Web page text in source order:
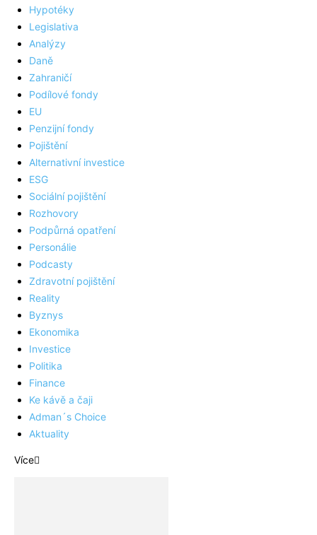
Hypotéky
Legislativa
Analýzy
Daně
Zahraničí
Podílové fondy
EU
Penzijní fondy
Pojištění
Alternativní investice
ESG
Sociální pojištění
Rozhovory
Podpůrná opatření
Personálie
Podcasty
Zdravotní pojištění
Reality
Byznys
Ekonomika
Investice
Politika
Finance
Ke kávě a čaji
Adman´s Choice
Aktuality
Více